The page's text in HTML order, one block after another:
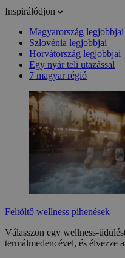
Inspirálódjon
Magyarország legjobbjai
Szlovénia legjobbjai
Horvátország legjobbjai
Egy nyár teli utazással
7 magyar régió
Feltöltő wellness pihenések
Válasszon egy wellness-
termálmedencével, és élvezze